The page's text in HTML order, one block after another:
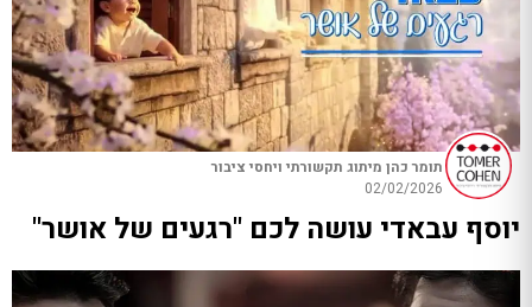
תומר כהן מיתוג תקשורתי ויחסי ציבור
02/02/2026
יוסף עבאדי עושה לכם "רגעים של אושר"